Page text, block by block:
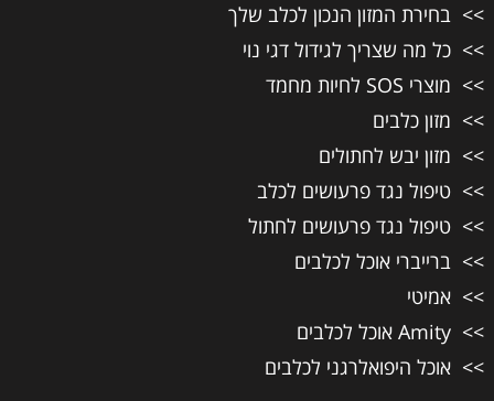
בחירת המזון הנכון לכלב שלך
כל מה שצריך לגידול דגי נוי
מוצרי SOS לחיות מחמד
מזון כלבים
מזון יבש לחתולים
טיפול נגד פרעושים לכלב
טיפול נגד פרעושים לחתול
ברייברי אוכל לכלבים
אמיטי
Amity אוכל לכלבים
אוכל היפואלרגני לכלבים